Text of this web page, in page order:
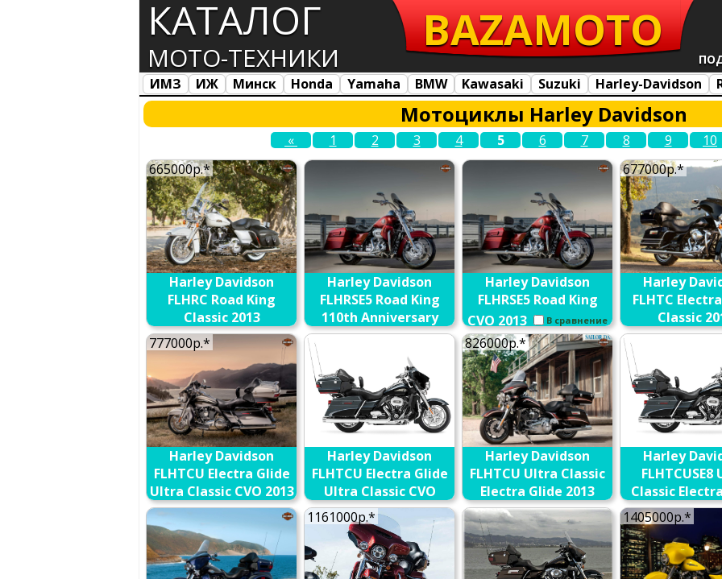
КАТАЛОГ
МОТО-ТЕХНИКИ
BAZAMOTO
ИМЗ ИЖ Минск Honda Yamaha BMW Kawasaki Suzuki Harley-Davidson
Все марки
Загрузка... Мотоциклы Harley Davidson
« 1 2 3 4 5 6 7 8 9 10
665000р.*
Harley Davidson
FLHRC Road King
Classic 2013
В сравнение
Harley Davidson
FLHRSE5 Road King
110th Anniversary
CVO 2013
В сравнение
Harley Davidson
FLHRSE5 Road King
CVO 2013
В сравнение
677000р.*
Harley
FLHTC
Classic
В
777000р.*
Harley Davidson
FLHTCU Electra Glide
Ultra Classic CVO 2013
В сравнение
Harley Davidson
FLHTCU Electra Glide
Ultra Classic CVO
110th Anniversary
2013
В сравнение
826000р.*
Harley Davidson
FLHTCU Ultra Classic
Electra Glide 2013
В сравнение
Harley
FLHTCUSE8
Classic
110th
CVO 2013
1161000р.* 1405000р.*